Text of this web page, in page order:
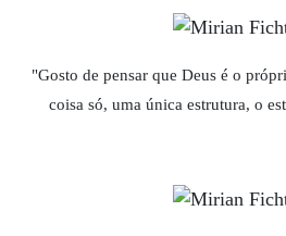
"Gosto de pensar que Deus é o
coisa só, uma única estrutura, o